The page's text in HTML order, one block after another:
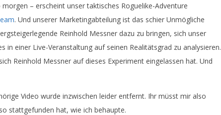
– erscheint unser taktisches Roguelike-Adventure
. Und unserer Marketingabteilung ist das schier Unmögliche
Reinhold Messner dazu zu bringen, sich unser
in einer Live-Veranstaltung auf seinen Realitätsgrad zu analysieren.
Reinhold Messner auf dieses Experiment eingelassen hat. Und
Video wurde inzwischen leider entfernt. Ihr müsst mir also
stattgefunden hat, wie ich behaupte.